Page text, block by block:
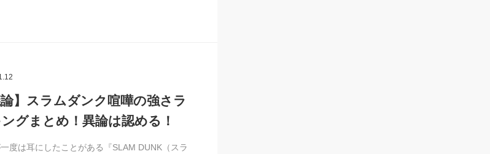
論】スラムダンク喧嘩の強さラ
グまとめ！異論は認める！
度は耳にしたことがある『SLAM DUNK（スラ